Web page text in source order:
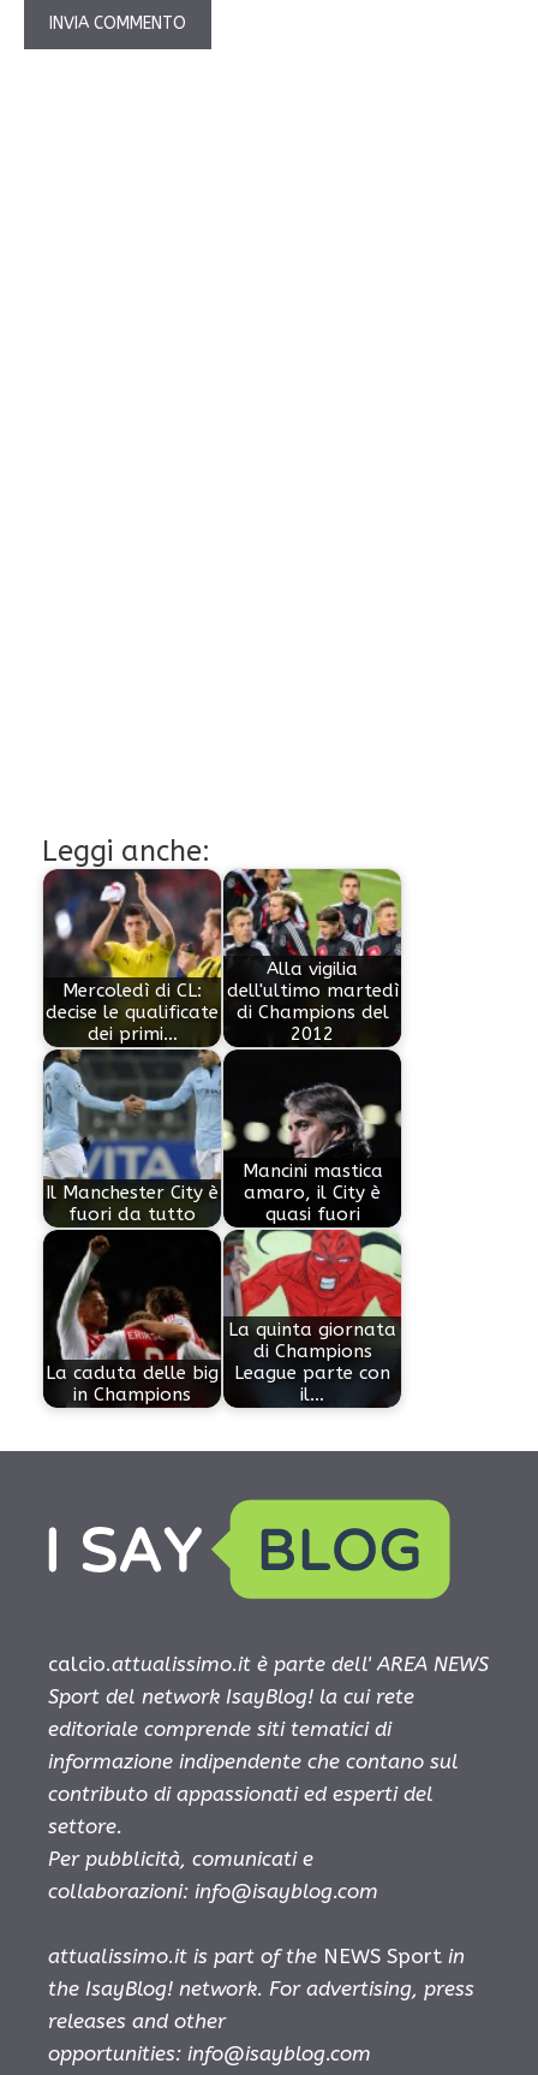
Leggi anche:
Mercoledì di CL:
decise le qualificate
dei primi…
Alla vigilia
dell'ultimo martedì
di Champions del
2012
Il Manchester City è
fuori da tutto
Mancini mastica
amaro, il City è
quasi fuori
La caduta delle big
in Champions
La quinta giornata
di Champions
League parte con
il…
calcio.attualissimo.it è parte dell' AREA NEWS
Sport del network IsayBlog! la cui rete
editoriale comprende siti tematici di
informazione indipendente che contano sul
contributo di appassionati ed esperti del
settore.
Per pubblicità, comunicati e
collaborazioni: info@isayblog.com
attualissimo.it is part of the NEWS Sport in
the IsayBlog! network. For advertising, press
releases and other
opportunities: info@isayblog.com